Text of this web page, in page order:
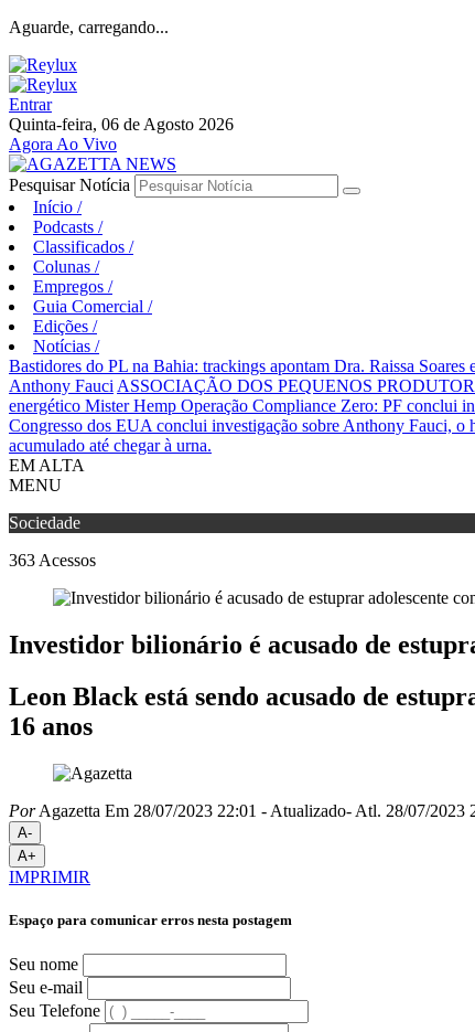
Aguarde, carregando...
Entrar
Quinta-feira, 06 de Agosto 2026
Agora Ao Vivo
Pesquisar Notícia
Início /
Podcasts /
Classificados /
Colunas /
Empregos /
Guia Comercial /
Edições /
Notícias /
Bastidores do PL na Bahia: trackings apontam Dra. Raissa Soares
Anthony Fauci ASSOCIAÇÃO DOS PEQUENOS
energético Mister Hemp Operação Compliance Zero: PF conclui
Congresso dos EUA conclui investigação sobre Anthony Fauci,
acumulado até chegar à urna.
EM ALTA
MENU
Sociedade
363 Acessos
Investidor bilionário é acusado de
Leon Black está sendo acusado de
16 anos
PorAgazetta Em 28/07/2023 22:01 - Atualizado- Atl. 28/07/2023
A-
A+
IMPRIMIR
Espaço para comunicar erros nesta postagem
Seu nome
Seu e-mail
Seu Telefone